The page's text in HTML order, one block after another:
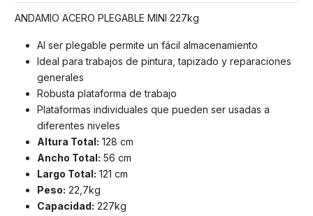
ANDAMIO ACERO PLEGABLE MINI 227kg
Al ser plegable permite un fácil almacenamiento
Ideal para trabajos de pintura, tapizado y reparaciones
generales
Robusta plataforma de trabajo
Plataformas individuales que pueden ser usadas a
diferentes niveles
Altura Total: 128 cm
Ancho Total: 56 cm
Largo Total: 121 cm
Peso: 22,7kg
Capacidad: 227kg